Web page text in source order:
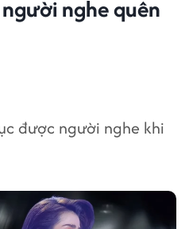
nghe quên
được người nghe khi